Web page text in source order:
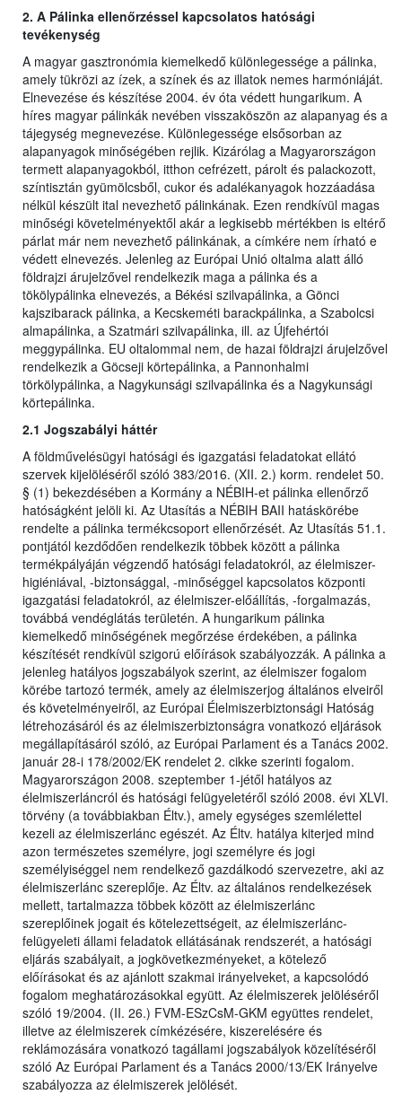
2. A Pálinka ellenőrzéssel kapcsolatos hatósági
tevékenység
A magyar gasztronómia kiemelkedő különlegessége a pálinka,
amely tükrözi az ízek, a színek és az illatok nemes harmóniáját.
Elnevezése és készítése 2004. év óta védett hungarikum. A
híres magyar pálinkák nevében visszaköszön az alapanyag és a
tájegység megnevezése. Különlegessége elsősorban az
alapanyagok minőségében rejlik. Kizárólag a Magyarországon
termett alapanyagokból, itthon cefrézett, párolt és palackozott,
színtisztán gyümölcsből, cukor és adalékanyagok hozzáadása
nélkül készült ital nevezhető pálinkának. Ezen rendkívül magas
minőségi követelményektől akár a legkisebb mértékben is eltérő
párlat már nem nevezhető pálinkának, a címkére nem írható e
védett elnevezés. Jelenleg az Európai Unió oltalma alatt álló
földrajzi árujelzővel rendelkezik maga a pálinka és a
tökölypálinka elnevezés, a Békési szilvapálinka, a Gönci
kajszibarack pálinka, a Kecskeméti barackpálinka, a Szabolcsi
almapálinka, a Szatmári szilvapálinka, ill. az Újfehértói
meggypálinka. EU oltalommal nem, de hazai földrajzi árujelzővel
rendelkezik a Göcseji körtepálinka, a Pannonhalmi
törkölypálinka, a Nagykunsági szilvapálinka és a Nagykunsági
körtepálinka.
2.1 Jogszabályi háttér
A földművelésügyi hatósági és igazgatási feladatokat ellátó
szervek kijelöléséről szóló 383/2016. (XII. 2.) korm. rendelet 50.
§ (1) bekezdésében a Kormány a NÉBIH-et pálinka ellenőrző
hatóságként jelöli ki. Az Utasítás a NÉBIH BAII hatáskörébe
rendelte a pálinka termékcsoport ellenőrzését. Az Utasítás 51.1.
pontjától kezdődően rendelkezik többek között a pálinka
termékpályáján végzendő hatósági feladatokról, az élelmiszer-
higiéniával, -biztonsággal, -minőséggel kapcsolatos központi
igazgatási feladatokról, az élelmiszer-előállítás, -forgalmazás,
továbbá vendéglátás területén. A hungarikum pálinka
kiemelkedő minőségének megőrzése érdekében, a pálinka
készítését rendkívül szigorú előírások szabályozzák. A pálinka a
jelenleg hatályos jogszabályok szerint, az élelmiszer fogalom
körébe tartozó termék, amely az élelmiszerjog általános elveiről
és követelményeiről, az Európai Élelmiszerbiztonsági Hatóság
létrehozásáról és az élelmiszerbiztonságra vonatkozó eljárások
megállapításáról szóló, az Európai Parlament és a Tanács 2002.
január 28-i 178/2002/EK rendelet 2. cikke szerinti fogalom.
Magyarországon 2008. szeptember 1-jétől hatályos az
élelmiszerláncról és hatósági felügyeletéről szóló 2008. évi XLVI.
törvény (a továbbiakban Éltv.), amely egységes szemlélettel
kezeli az élelmiszerlánc egészét. Az Éltv. hatálya kiterjed mind
azon természetes személyre, jogi személyre és jogi
személyiséggel nem rendelkező gazdálkodó szervezetre, aki az
élelmiszerlánc szereplője. Az Éltv. az általános rendelkezések
mellett, tartalmazza többek között az élelmiszerlánc
szereplőinek jogait és kötelezettségeit, az élelmiszerlánc-
felügyeleti állami feladatok ellátásának rendszerét, a hatósági
eljárás szabályait, a jogkövetkezményeket, a kötelező
előírásokat és az ajánlott szakmai irányelveket, a kapcsolódó
fogalom meghatározásokkal együtt. Az élelmiszerek jelöléséről
szóló 19/2004. (II. 26.) FVM-ESzCsM-GKM együttes rendelet,
illetve az élelmiszerek címkézésére, kiszerelésére és
reklámozására vonatkozó tagállami jogszabályok közelítéséről
szóló Az Európai Parlament és a Tanács 2000/13/EK Irányelve
szabályozza az élelmiszerek jelölését.